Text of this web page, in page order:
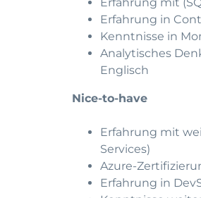
Erfahrung in
Kenntnisse in
Analytisches
Englisch
Nice-to-have
Erfahrung mit
Services)
Azure-
Erfahrung in